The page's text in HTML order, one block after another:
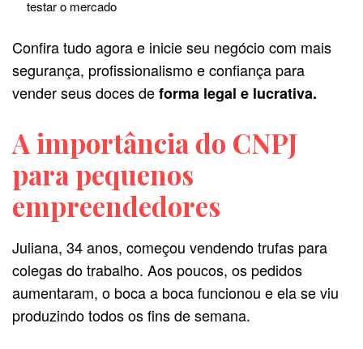
testar o mercado
Confira tudo agora e inicie seu negócio com mais
segurança, profissionalismo e confiança para
vender seus doces deforma legal e lucrativa.
A importância do CNPJ
para pequenos
empreendedores
Juliana, 34 anos, começou vendendo trufas para
colegas do trabalho. Aos poucos, os pedidos
aumentaram, o boca a boca funcionou e ela se viu
produzindo todos os fins de semana.